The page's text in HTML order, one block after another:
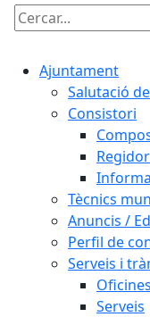
Cercar:
Ajuntament
Salutació
Consistori
Tècnics
Anuncis /
Perfil de
Serveis i
Serveis